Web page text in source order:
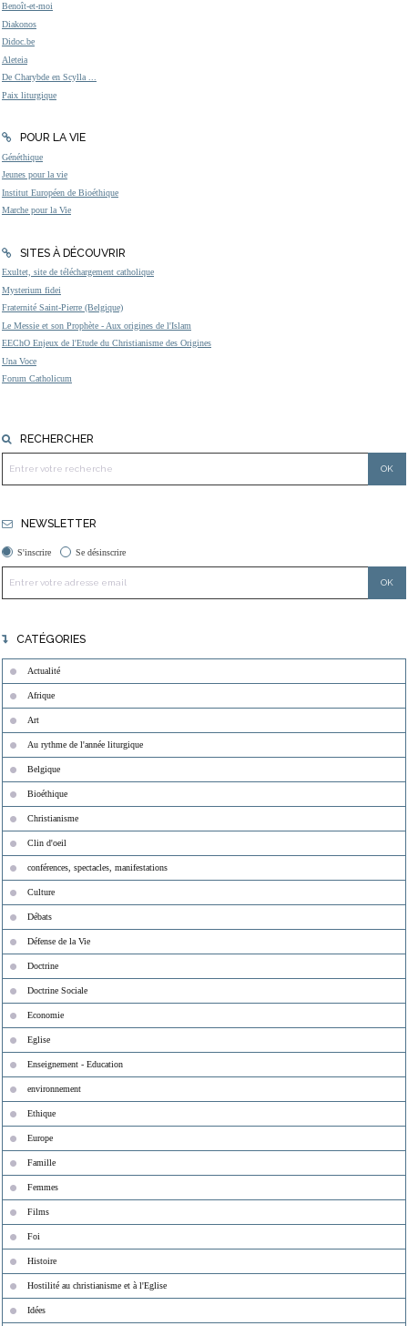
Benoît-et-moi
Diakonos
Didoc.be
Aleteia
De Charybde en Scylla ...
Paix liturgique
POUR LA VIE
Généthique
Jeunes pour la vie
Institut Européen de Bioéthique
Marche pour la Vie
SITES À DÉCOUVRIR
Exultet, site de téléchargement catholique
Mysterium fidei
Fraternité Saint-Pierre (Belgique)
Le Messie et son Prophète - Aux origines de l'Islam
EEChO Enjeux de l'Etude du Christianisme des Origines
Una Voce
Forum Catholicum
RECHERCHER
NEWSLETTER
S'inscrire Se désinscrire
CATÉGORIES
Actualité
Afrique
Art
Au rythme de l'année liturgique
Belgique
Bioéthique
Christianisme
Clin d'oeil
conférences, spectacles, manifestations
Culture
Débats
Défense de la Vie
Doctrine
Doctrine Sociale
Economie
Eglise
Enseignement - Education
environnement
Ethique
Europe
Famille
Femmes
Films
Foi
Histoire
Hostilité au christianisme et à l'Eglise
Idées